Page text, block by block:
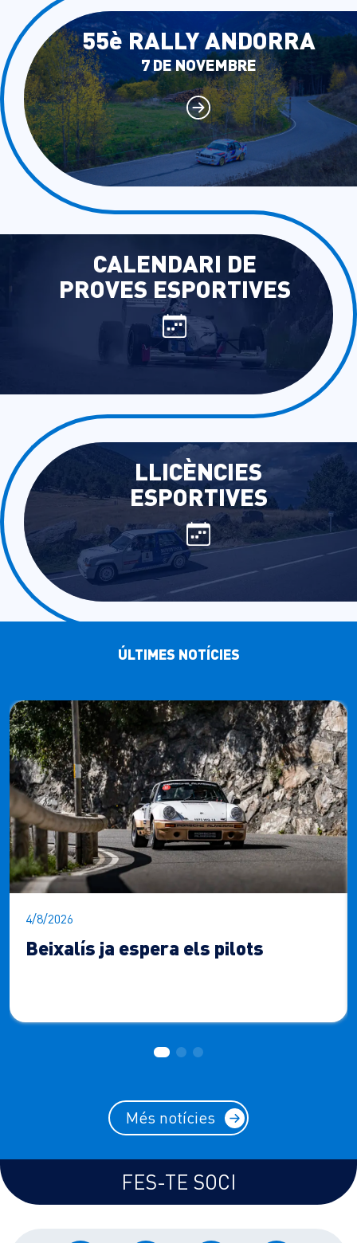
55è RALLY ANDORRA
7 DE NOVEMBRE
CALENDARI DE
PROVES ESPORTIVES
LLICÈNCIES
ESPORTIVES
ÚLTIMES NOTÍCIES
4/8/2026
Beixalís ja espera els pilots
Més notícies
FES-TE SOCI